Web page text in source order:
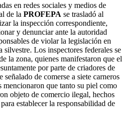
en redes sociales y medios de
de la PROFEPA se trasladó al
la inspección correspondiente,
y denunciar ante la autoridad
de violar la legislación en
Los inspectores federales se
la zona, quienes manifestaron que el
por parte de criadores de
de comerse a siete carneros
mencionaron que tanto su piel como
objeto de comercio ilegal, hechos
establecer la responsabilidad de